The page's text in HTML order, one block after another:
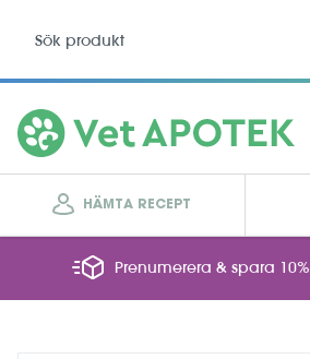
HÄMTA RECEPT
Prenumerera & spara 10%